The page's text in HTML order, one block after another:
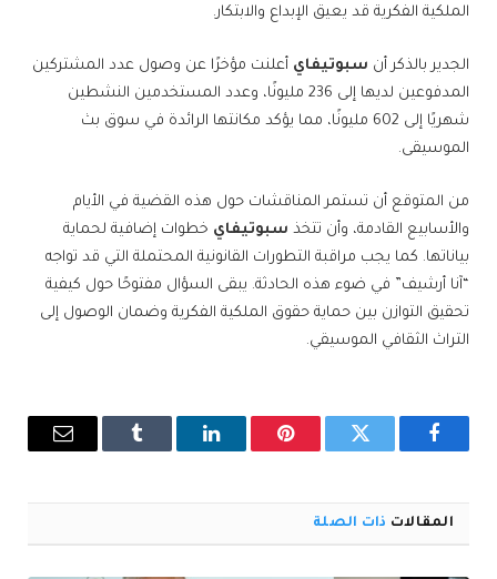
الملكية الفكرية قد يعيق الإبداع والابتكار.
الجدير بالذكر أن سبوتيفاي أعلنت مؤخرًا عن وصول عدد المشتركين
المدفوعين لديها إلى 236 مليونًا، وعدد المستخدمين النشطين
شهريًا إلى 602 مليونًا، مما يؤكد مكانتها الرائدة في سوق بث
الموسيقى.
من المتوقع أن تستمر المناقشات حول هذه القضية في الأيام
والأسابيع القادمة، وأن تتخذ سبوتيفاي خطوات إضافية لحماية
بياناتها. كما يجب مراقبة التطورات القانونية المحتملة التي قد تواجه
“آنا أرشيف” في ضوء هذه الحادثة. يبقى السؤال مفتوحًا حول كيفية
تحقيق التوازن بين حماية حقوق الملكية الفكرية وضمان الوصول إلى
التراث الثقافي الموسيقي.
فيسبوك تويتر بينتيريستلينكدإن Tumblr
البريد
المقالات ذات الصلة